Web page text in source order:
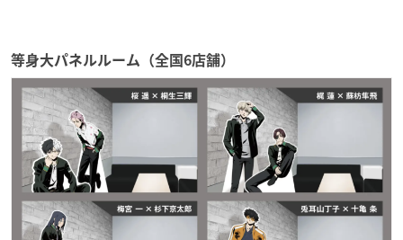
等身大パネルルーム（全国6店舗）